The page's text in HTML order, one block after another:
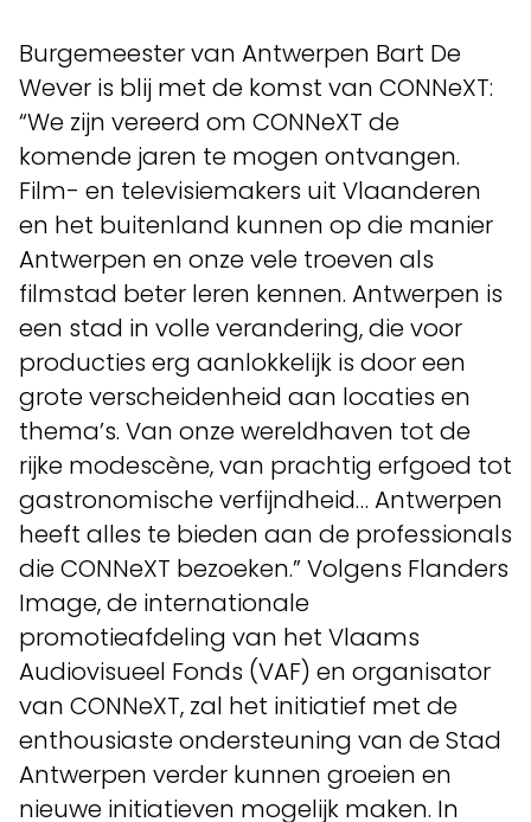
Burgemeester van Antwerpen Bart De
Wever is blij met de komst van CONNeXT:
“We zijn vereerd om CONNeXT de
komende jaren te mogen ontvangen.
Film- en televisiemakers uit Vlaanderen
en het buitenland kunnen op die manier
Antwerpen en onze vele troeven als
filmstad beter leren kennen. Antwerpen is
een stad in volle verandering, die voor
producties erg aanlokkelijk is door een
grote verscheidenheid aan locaties en
thema’s. Van onze wereldhaven tot de
rijke modescène, van prachtig erfgoed tot
gastronomische verfijndheid… Antwerpen
heeft alles te bieden aan de professionals
die CONNeXT bezoeken.” Volgens Flanders
Image, de internationale
promotieafdeling van het Vlaams
Audiovisueel Fonds (VAF) en organisator
van CONNeXT, zal het initiatief met de
enthousiaste ondersteuning van de Stad
Antwerpen verder kunnen groeien en
nieuwe initiatieven mogelijk maken. In